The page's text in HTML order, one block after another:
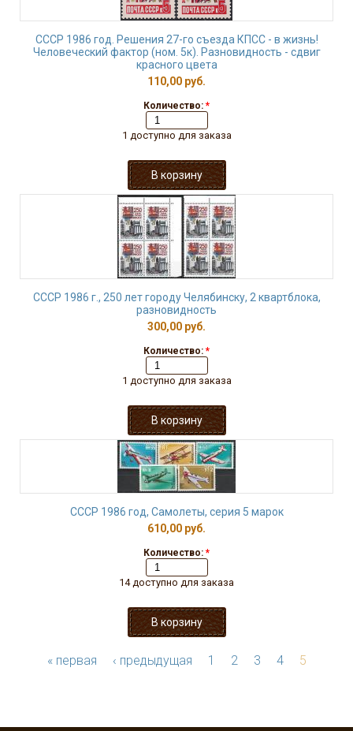
СССР 1986 год. Решения 27-го съезда КПСС - в жизнь!
Человеческий фактор (ном. 5к). Разновидность - сдвиг
красного цвета
110,00 руб.
Количество: *
1 доступно для заказа
СССР 1986 г., 250 лет городу Челябинску, 2 квартблока,
разновидность
300,00 руб.
Количество: *
1 доступно для заказа
СССР 1986 год, Самолеты, серия 5 марок
610,00 руб.
Количество: *
14 доступно для заказа
« первая ‹ предыдущая 1 2 3 4 5